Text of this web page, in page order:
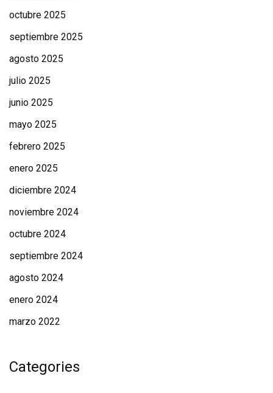
octubre 2025
septiembre 2025
agosto 2025
julio 2025
junio 2025
mayo 2025
febrero 2025
enero 2025
diciembre 2024
noviembre 2024
octubre 2024
septiembre 2024
agosto 2024
enero 2024
marzo 2022
Categories